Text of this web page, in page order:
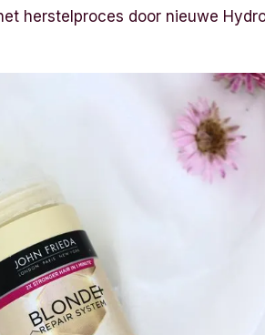
herstelproces door nieuwe